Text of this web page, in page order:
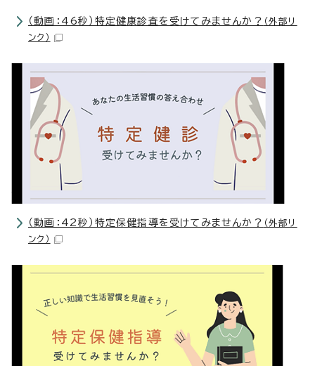
（動画：46秒）特定健康診査を受けてみませんか？ （外部リ
ンク）
（動画：42秒）特定保健指導を受けてみませんか？ （外部リ
ンク）